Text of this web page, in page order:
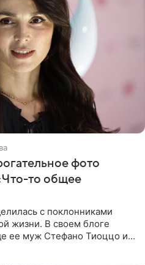
фото
то общее
с поклонниками
жизни. В своем блоге
ее муж Стефано Тиоццо и